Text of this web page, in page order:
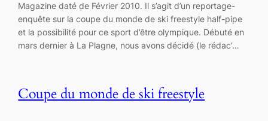
Magazine daté de Février 2010. Il s’agit d’un reportage-
enquête sur la coupe du monde de ski freestyle half-pipe
et la possibilité pour ce sport d’être olympique. Débuté en
mars dernier à La Plagne, nous avons décidé (le rédac’…
Coupe du monde de ski freestyle